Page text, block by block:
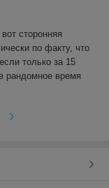
сторонняя
по факту, что
только за 15
рандомное время